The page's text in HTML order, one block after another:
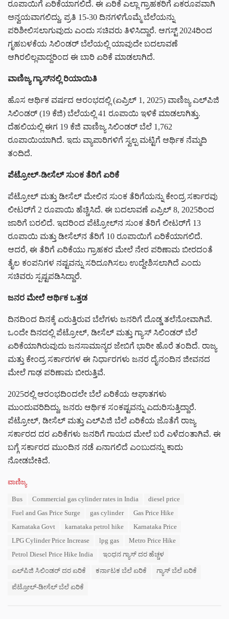
ರೂಪಾಯಿಗೆ ಏರಿಕೆಯಾಗಲಿದೆ. ಈ ಏರಿಕೆ ಎಲ್ಲಾ ಗ್ರಾಹಕರಿಗೆ ಏಕರೂಪವಾಗಿ
ಅನ್ವಯವಾಗಲಿದ್ದು, ಪ್ರತಿ 15-30 ದಿನಗಳಿಗೊಮ್ಮೆ ಬೆಲೆಯನ್ನು
ಪರಿಶೀಲಿಸಲಾಗುವುದು ಎಂದು ಸಚಿವರು ತಿಳಿಸಿದ್ದಾರೆ. ಆಗಸ್ಟ್ 2024ರಿಂದ
ಗೃಹಬಳಕೆಯ ಸಿಲಿಂಡರ್ ಬೆಲೆಯಲ್ಲಿ ಯಾವುದೇ ಬದಲಾವಣೆ
ಆಗಿರಲಿಲ್ಲವಾದ್ದರಿಂದ ಈ ಬಾರಿ ಏರಿಕೆ ಮಾಡಲಾಗಿದೆ.
ವಾಣಿಜ್ಯ ಗ್ಯಾಸ್‌ನಲ್ಲಿ ರಿಯಾಯಿತಿ
ಹೊಸ ಆರ್ಥಿಕ ವರ್ಷದ ಆರಂಭದಲ್ಲಿ (ಏಪ್ರಿಲ್ 1, 2025) ವಾಣಿಜ್ಯ ಎಲ್‌ಪಿಜಿ
ಸಿಲಿಂಡರ್ (19 ಕೆಜಿ) ಬೆಲೆಯಲ್ಲಿ 41 ರೂಪಾಯಿ ಇಳಿಕೆ ಮಾಡಲಾಗಿತ್ತು.
ದೆಹಲಿಯಲ್ಲಿ ಈಗ 19 ಕೆಜಿ ವಾಣಿಜ್ಯ ಸಿಲಿಂಡರ್ ಬೆಲೆ 1,762
ರೂಪಾಯಿಯಾಗಿದೆ. ಇದು ವ್ಯಾಪಾರಿಗಳಿಗೆ ಸ್ವಲ್ಪ ಮಟ್ಟಿಗೆ ಆರ್ಥಿಕ ನೆಮ್ಮದಿ
ತಂದಿದೆ.
ಪೆಟ್ರೋಲ್-ಡೀಸೆಲ್ ಸುಂಕ ತೆರಿಗೆ ಏರಿಕೆ
ಪೆಟ್ರೋಲ್ ಮತ್ತು ಡೀಸೆಲ್ ಮೇಲಿನ ಸುಂಕ ತೆರಿಗೆಯನ್ನು ಕೇಂದ್ರ ಸರ್ಕಾರವು
ಲೀಟರ್‌ಗೆ 2 ರೂಪಾಯಿ ಹೆಚ್ಚಿಸಿದೆ. ಈ ಬದಲಾವಣೆ ಏಪ್ರಿಲ್ 8, 2025ರಿಂದ
ಜಾರಿಗೆ ಬರಲಿದೆ. ಇದರಿಂದ ಪೆಟ್ರೋಲ್‌ನ ಸುಂಕ ತೆರಿಗೆ ಲೀಟರ್‌ಗೆ 13
ರೂಪಾಯಿ ಮತ್ತು ಡೀಸೆಲ್‌ನ ತೆರಿಗೆ 10 ರೂಪಾಯಿಗೆ ಏರಿಕೆಯಾಗಲಿದೆ.
ಆದರೆ, ಈ ತೆರಿಗೆ ಏರಿಕೆಯು ಗ್ರಾಹಕರ ಮೇಲೆ ನೇರ ಪರಿಣಾಮ ಬೀರದಂತೆ
ತೈಲ ಕಂಪನಿಗಳ ನಷ್ಟವನ್ನು ಸರಿದೂಗಿಸಲು ಉದ್ದೇಶಿಸಲಾಗಿದೆ ಎಂದು
ಸಚಿವರು ಸ್ಪಷ್ಟಪಡಿಸಿದ್ದಾರೆ.
ಜನರ ಮೇಲೆ ಆರ್ಥಿಕ ಒತ್ತಡ
ದಿನದಿಂದ ದಿನಕ್ಕೆ ಏರುತ್ತಿರುವ ಬೆಲೆಗಳು ಜನರಿಗೆ ದೊಡ್ಡ ತಲೆನೋವಾಗಿವೆ.
ಒಂದೇ ದಿನದಲ್ಲಿ ಪೆಟ್ರೋಲ್, ಡೀಸೆಲ್ ಮತ್ತು ಗ್ಯಾಸ್ ಸಿಲಿಂಡರ್ ಬೆಲೆ
ಏರಿಕೆಯಾಗಿರುವುದು ಜನಸಾಮಾನ್ಯರ ಜೇಬಿಗೆ ಭಾರೀ ಹೊರೆ ತಂದಿದೆ. ರಾಜ್ಯ
ಮತ್ತು ಕೇಂದ್ರ ಸರ್ಕಾರಗಳ ಈ ನಿರ್ಧಾರಗಳು ಜನರ ದೈನಂದಿನ ಜೀವನದ
ಮೇಲೆ ಗಾಢ ಪರಿಣಾಮ ಬೀರುತ್ತಿವೆ.
2025ರಲ್ಲಿ ಆರಂಭದಿಂದಲೇ ಬೆಲೆ ಏರಿಕೆಯ ಆಘಾತಗಳು
ಮುಂದುವರಿದಿದ್ದು, ಜನರು ಆರ್ಥಿಕ ಸಂಕಷ್ಟವನ್ನು ಎದುರಿಸುತ್ತಿದ್ದಾರೆ.
ಪೆಟ್ರೋಲ್, ಡೀಸೆಲ್ ಮತ್ತು ಎಲ್‌ಪಿಜಿ ಬೆಲೆ ಏರಿಕೆಯ ಜೊತೆಗೆ ರಾಜ್ಯ
ಸರ್ಕಾರದ ದರ ಏರಿಕೆಗಳು ಜನರಿಗೆ ಗಾಯದ ಮೇಲೆ ಬರೆ ಎಳೆದಂತಾಗಿವೆ. ಈ
ಬಗ್ಗೆ ಸರ್ಕಾರದ ಮುಂದಿನ ನಡೆ ಏನಾಗಲಿದೆ ಎಂಬುದನ್ನು ಕಾದು
ನೋಡಬೇಕಿದೆ.
C
ವಾಣಿಜ್ಯ
Bus Commercial gas cylinder rates in India
diesel price
Fuel and Gas Price Surge
gas cylinder
Gas Price Hike
Karnataka Govt
karnataka petrol hike
Karnataka Price
LPG Cylinder Price Increase
lpg gas
Metro Price Hike
Petrol Diesel Price Hike India
ಇಂಧನ ಗ್ಯಾಸ್ ದರ ಹೆಚ್ಚಳ
ಎಲ್‌ಪಿಜಿ ಸಿಲಿಂಡರ್ ದರ ಏರಿಕೆ ಕರ್ನಾಟಕ ಬೆಲೆ ಏರಿಕೆ ಗ್ಯಾಸ್ ಬೆಲೆ ಏರಿಕೆ
ಪೆಟ್ರೋಲ್-ಡೀಸೆಲ್ ಬೆಲೆ ಏರಿಕೆ